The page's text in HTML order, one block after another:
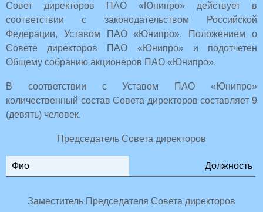
Совет директоров ПАО «Юнипро» действует в
соответствии с законодательством Российской
Федерации, Уставом ПАО «Юнипро», Положением о
Совете директоров ПАО «Юнипро» и подотчетен
Общему собранию акционеров ПАО «Юнипро».
В соответствии с Уставом ПАО «Юнипро»
количественный состав Совета директоров составляет 9
(девять) человек.
Председатель Совета директоров
Фио Должность
Заместитель Председателя Совета директоров